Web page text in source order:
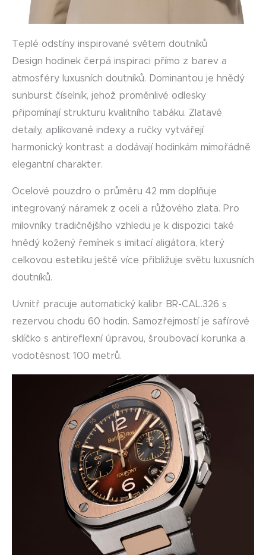
Teplé odstíny inspirované světem doutníků
Design hodinek čerpá inspiraci přímo z barev a
atmosféry luxusních doutníků. Dominantou je hnědý
sunburst číselník, jehož proměnlivé odlesky
připomínají strukturu kvalitního tabáku. Zlatavé
detaily, aplikované indexy a ručky vytvářejí
harmonický kontrast a dodávají hodinkám mimořádně
elegantní charakter.
Ocelové pouzdro o průměru 42 mm doplňuje
integrovaný náramek z oceli a růžového zlata. Pro
milovníky tradičnějšího vzhledu je k dispozici také
hnědý kožený řemínek s imitací aligátora, který
celkovou estetiku ještě více přibližuje světu luxusních
doutníků.
Uvnitř pracuje automatický kalibr BR-CAL.326 s
rezervou chodu 60 hodin. Samozřejmostí je safírové
sklíčko s antireflexní úpravou, šroubovací korunka a
vodotěsnost 100 metrů.